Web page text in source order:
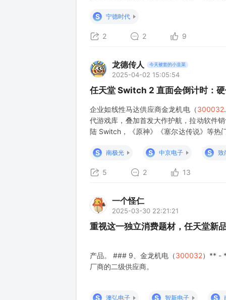
S
宁德时代
2 2 9
龙德传人 今天被套的小韭菜
2025-04-02 15:05:54
任天堂 Switch 2 直面会倒计时：
企业如线性马达供应商金龙机电（300032
代游戏库，叠加首发大作护航，拉动软件
陆 Switch，《原神》《塞尔达传说》等热
S
南极光 S 中京电子 S 致
5 2 13
一个怪仁
2025-03-30 22:21:21
重视这一独立消费题材，任天堂新
产品。 ### 9、金龙机电（300032）** -
厂商的二级供应商。
S 澳弘电子 S 智新电子 S